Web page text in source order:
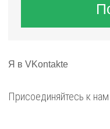
Я в VKontakte
Присоединяйтесь к